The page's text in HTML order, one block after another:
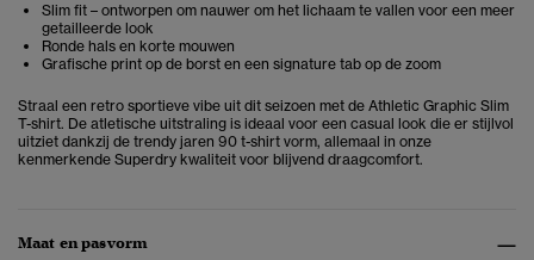
Slim fit – ontworpen om nauwer om het lichaam te vallen voor een meer
getailleerde look
Ronde hals en korte mouwen
Grafische print op de borst en een signature tab op de zoom
Straal een retro sportieve vibe uit dit seizoen met de Athletic Graphic Slim
T-shirt. De atletische uitstraling is ideaal voor een casual look die er stijlvol
uitziet dankzij de trendy jaren 90 t-shirt vorm, allemaal in onze
kenmerkende Superdry kwaliteit voor blijvend draagcomfort.
Maat en pasvorm